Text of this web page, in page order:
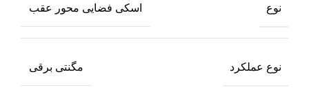
نوع اسکی فضایی محور عقب
نوع عملکرد مگنتی برقی